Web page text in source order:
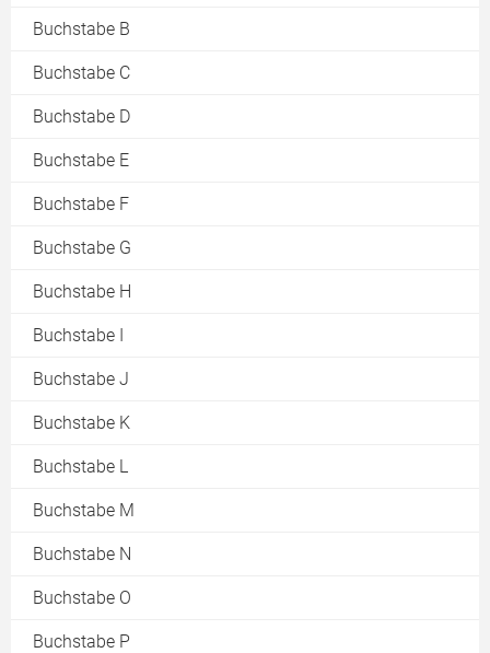
Buchstabe B
Buchstabe C
Buchstabe D
Buchstabe E
Buchstabe F
Buchstabe G
Buchstabe H
Buchstabe I
Buchstabe J
Buchstabe K
Buchstabe L
Buchstabe M
Buchstabe N
Buchstabe O
Buchstabe P